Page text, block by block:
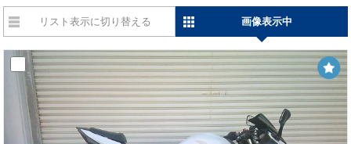
リスト表示に切り替える 画像表示中